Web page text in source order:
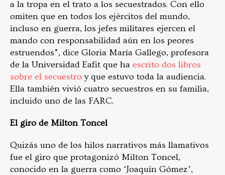
a la tropa en el trato a los secuestrados. Con ello
omiten que en todos los ejércitos del mundo,
incluso en guerra, los jefes militares ejercen el
mando con responsabilidad aún en los peores
estruendos”, dice Gloria María Gallego, profesora
de la Universidad Eafit que ha escrito dos libros
sobre el secuestro y que estuvo toda la audiencia.
Ella también vivió cuatro secuestros en su familia,
incluido uno de las FARC.
El giro de Milton Toncel
Quizás uno de los hilos narrativos más llamativos
fue el giro que protagonizó Milton Toncel,
conocido en la guerra como ‘Joaquín Gómez’,